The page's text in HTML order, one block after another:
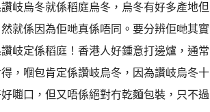
岐烏冬就係稻庭烏冬，烏冬有好多產地但
就係因為佢哋真係唔同。要分辨佢哋其實
岐定係稻庭！香港人好鍾意打邊爐，通常
，嗰包肯定係讚岐烏冬，因為讚岐烏冬十
𡁻口，但又唔係絕對冇乾麵包裝，只不過